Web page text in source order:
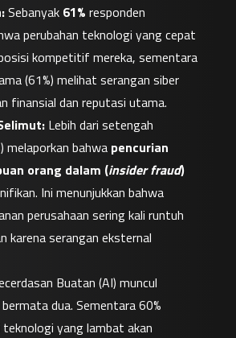
Sebanyak 61% responden
perubahan teknologi yang cepat
kompetitif mereka, sementara
(61%) melihat serangan siber
finansial dan reputasi utama.
Lebih dari setengah
) melaporkan bahwa pencurian
orang dalam (insider fraud)
Ini menunjukkan bahwa
perusahaan sering kali runtuh
karena serangan eksternal
Buatan (AI) muncul
dua. Sementara 60%
yang lambat akan